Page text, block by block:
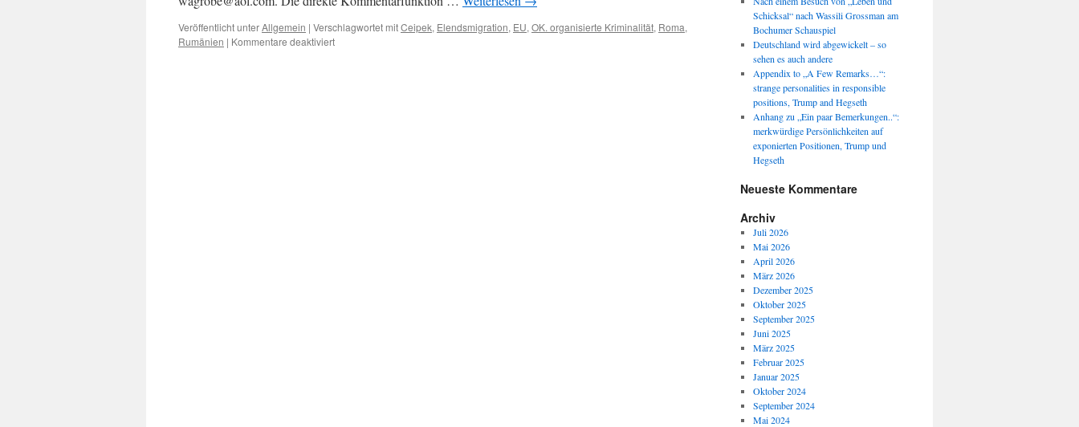
Veröffentlicht unterAllgemein | Verschlagwortet mitCeipek, Elendsmigration, EU, OK. organisierte Kriminalität, Roma,
Rumänien | Kommentare deaktiviertfür
Schicksal“ nach Wassili Grossman am
Bochumer Schauspiel
Deutschland wird abgewickelt – so
sehen es auch andere
Appendix to „A Few Remarks…“:
strange personalities in responsible
positions, Trump and Hegseth
Anhang zu „Ein paar Bemerkungen..“:
merkwürdige Persönlichkeiten auf
exponierten Positionen, Trump und
Hegseth
Neueste Kommentare
Archiv
Juli 2026
Mai 2026
April 2026
März 2026
Dezember 2025
Oktober 2025
September 2025
Juni 2025
März 2025
Februar 2025
Januar 2025
Oktober 2024
September 2024
Mai 2024